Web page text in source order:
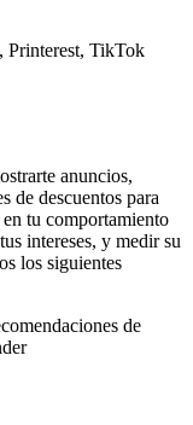
TikTok
anuncios,
de descuentos para
tu comportamiento
intereses, y medir su
los siguientes
de